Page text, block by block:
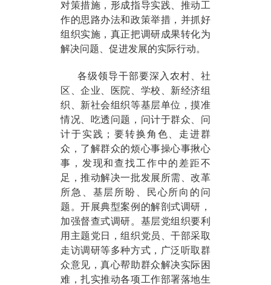
对策措施，形成指导实践、推动工
作的思路办法和政策举措，并抓好
组织实施，真正把调研成果转化为
解决问题、促进发展的实际行动。
各级领导干部要深入农村、社
区、企业、医院、学校、新经济组
织、新社会组织等基层单位，摸准
情况、吃透问题，问计于群众、问
计于实践；要转换角色、走进群
众，了解群众的烦心事操心事揪心
事，发现和查找工作中的差距不
足，推动解决一批发展所需、改革
所急、基层所盼、民心所向的问
题。开展典型案例的解剖式调研，
加强督查式调研。基层党组织要利
用主题党日，组织党员、干部采取
走访调研等多种方式，广泛听取群
众意见，真心帮助群众解决实际困
难，扎实推动各项工作部署落地生